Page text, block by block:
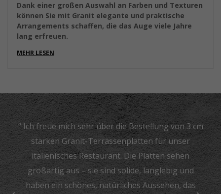
Dank einer großen Auswahl an Farben und Texturen
können Sie mit Granit elegante und praktische
Arrangements schaffen, die das Auge viele Jahre
lang erfreuen.
MEHR LESEN
“ Ich freue mich sehr über die Bestellung von 3 cm
starken Granit-Terrassenplatten für unser
italienisches Restaurant. Die Platten sehen
großartig aus – sie sind solide, langlebig und
haben ein schönes, natürliches Aussehen, das